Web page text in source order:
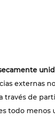
externas
través de
todo menos